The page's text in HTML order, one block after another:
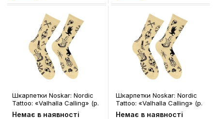
Шкарпетки Noskar: Nordic
Tattoo: «Valhalla Calling» (р.
41-46), (91452)
Немає в наявності
Шкарпетки Noskar: Nordic
Tattoo: «Valhalla Calling» (р.
36-40), (91451)
Немає в наявності